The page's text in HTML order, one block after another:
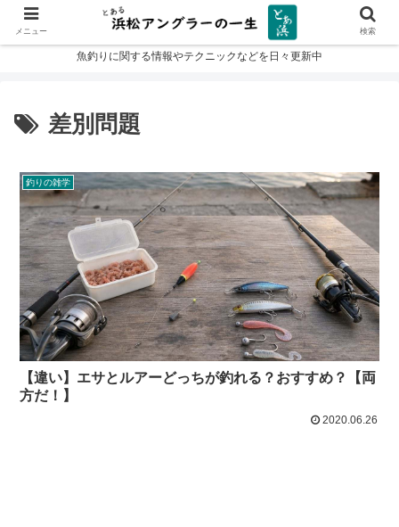
魚釣りに関する情報やテクニックなどを日々更新中
差別問題
釣りの雑学
【違い】エサとルアーどっちが釣れる？おすすめ？【両
方だ！】
2020.06.26
メニュー 検索